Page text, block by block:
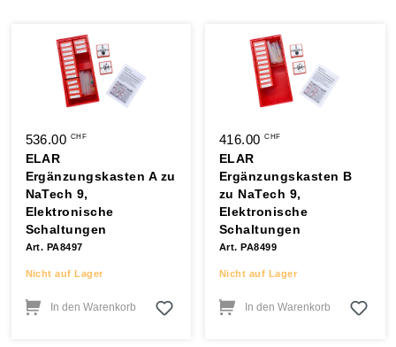
536.00 CHF
ELAR
Ergänzungskasten A zu
NaTech 9,
Elektronische
Schaltungen
Art. PA8497
Nicht auf Lager
In den Warenkorb
416.00CHF
ELAR
Ergänzungskasten B
zu NaTech 9,
Elektronische
Schaltungen
Art. PA8499
Nicht auf Lager
In den Warenkorb